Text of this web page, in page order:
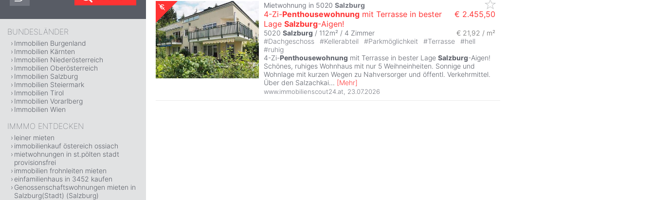
Mietwohnung in 5020 Salzburg
4-Zi-Penthousewohnung mit Terrasse in bester
Lage Salzburg-Aigen!
€ 2.455,50
5020 Salzburg / 112m² / 4 Zimmer
€ 21,92 / m²
#Dachgeschoss #Kellerabteil #Parkmöglichkeit #Terrasse #hell
#ruhig
4-Zi-Penthousewohnung mit Terrasse in bester Lage Salzburg-Aigen!
Schönes, ruhiges Wohnhaus mit nur 5 Weihneinheiten. Sonnige und
Wohnlage mit kurzen Wegen zu Nahversorger und öffentl. Verkehrmittel.
Über den Salzachkai... [Mehr]
www.immobilienscout24.at 23.07.2026
BUNDESLÄNDER
Immobilien Burgenland
Immobilien Kärnten
Immobilien Niederösterreich
Immobilien Oberösterreich
Immobilien Salzburg
Immobilien Steiermark
Immobilien Tirol
Immobilien Vorarlberg
Immobilien Wien
IMMMO ENTDECKEN
leiner mieten
immobilienkauf östereich ossiach
mietwohnungen in st.pölten stadt
provisionsfrei
immobilien frohnleiten mieten
einfamilienhaus in 3452 kaufen
Genossenschaftswohnungen mieten in
Salzburg(Stadt) (Salzburg)